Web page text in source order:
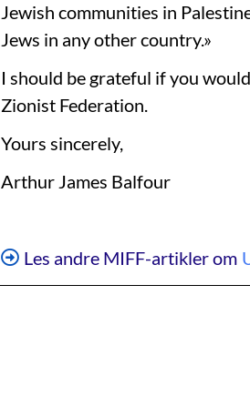
Jewish communities in
Jews in any other country.»
I should be grateful if you
Zionist Federation.
Yours sincerely,
Arthur James Balfour
Les andre MIFF-artikler om